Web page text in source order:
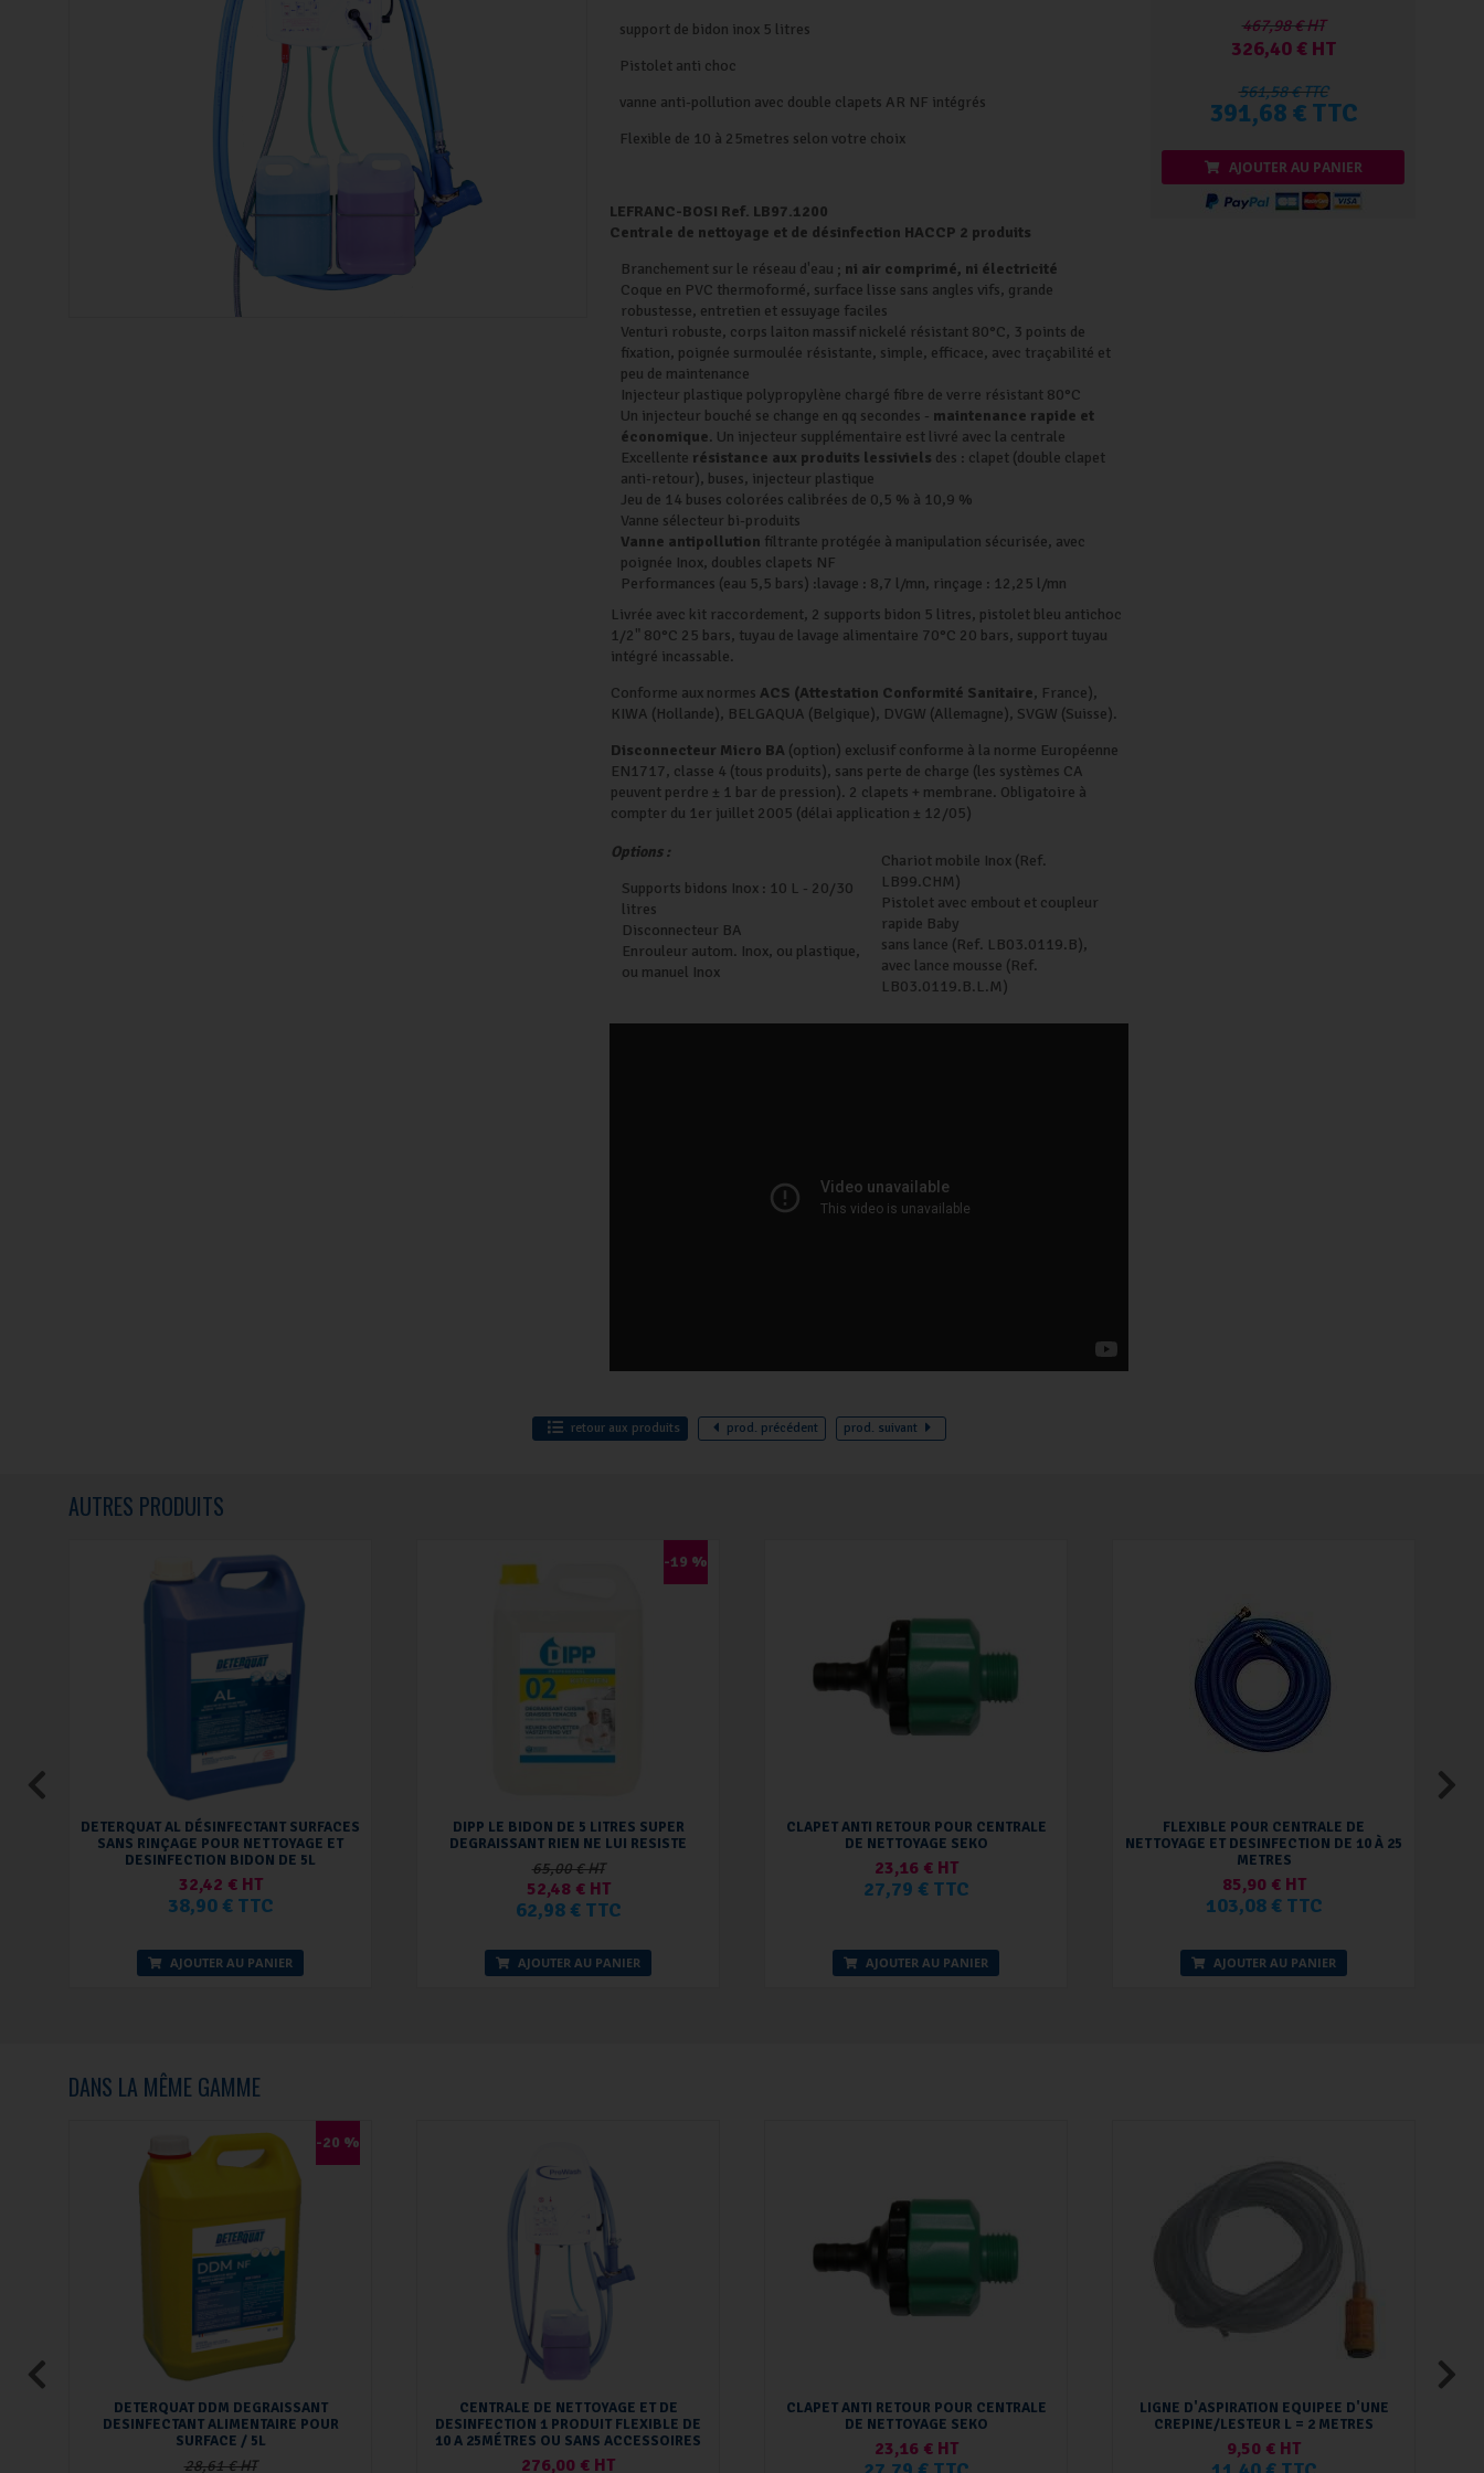
support de bidon inox 5 litres
Pistolet anti choc
vanne anti-pollution avec double clapets AR NF intégrés
Flexible de 10 à 25metres selon votre choix
LEFRANC-BOSI Ref. LB97.1200
Centrale de nettoyage et de désinfection HACCP 2 produits
Branchement sur le réseau d'eau ; ni air comprimé, ni électricité
Coque en PVC thermoformé, surface lisse sans angles vifs, grande
robustesse, entretien et essuyage faciles
Venturi robuste, corps laiton massif nickelé résistant 80°C, 3 points de
fixation, poignée surmoulée résistante, simple, efficace, avec traçabilité et
peu de maintenance
Injecteur plastique polypropylène chargé fibre de verre résistant 80°C
Un injecteur bouché se change en qq secondes - maintenance rapide et
économique. Un injecteur supplémentaire est livré avec la centrale
Excellente résistance aux produits lessiviels des : clapet (double clapet
anti-retour), buses, injecteur plastique
Jeu de 14 buses colorées calibrées de 0,5 % à 10,9 %
Vanne sélecteur bi-produits
Vanne antipollution filtrante protégée à manipulation sécurisée, avec
poignée Inox, doubles clapets NF
Performances (eau 5,5 bars) :lavage : 8,7 l/mn, rinçage : 12,25 l/mn
Livrée avec kit raccordement, 2 supports bidon 5 litres, pistolet bleu antichoc
1/2" 80°C 25 bars, tuyau de lavage alimentaire 70°C 20 bars, support tuyau
intégré incassable.
Conforme aux normes ACS (Attestation Conformité Sanitaire, France),
KIWA (Hollande), BELGAQUA (Belgique), DVGW (Allemagne), SVGW (Suisse).
Disconnecteur Micro BA (option) exclusif conforme à la norme Européenne
EN1717, classe 4 (tous produits), sans perte de charge (les systèmes CA
peuvent perdre ± 1 bar de pression). 2 clapets + membrane. Obligatoire à
compter du 1er juillet 2005 (délai application ± 12/05)
Options :
Supports bidons Inox : 10 L - 20/30
litres
Disconnecteur BA
Enrouleur autom. Inox, ou plastique,
ou manuel Inox
Chariot mobile Inox (Ref.
LB99.CHM)
Pistolet avec embout et coupleur
rapide Baby
sans lance (Ref. LB03.0119.B),
avec lance mousse (Ref.
LB03.0119.B.L.M)
467,98 € HT
326,40 € HT
561,58 € TTC
391,68 € TTC
AJOUTER AU PANIER
retour aux produits prod. précédent prod. suivant
AUTRES PRODUITS
DETERQUAT AL DÉSINFECTANT SURFACES
SANS RINÇAGE POUR NETTOYAGE ET
DESINFECTION BIDON DE 5L
32,42 € HT
38,90 € TTC
AJOUTER AU PANIER
-19 %
DIPP LE BIDON DE 5 LITRES SUPER
DEGRAISSANT RIEN NE LUI RESISTE
65,00 € HT
52,48 € HT
62,98 € TTC
AJOUTER AU PANIER
CLAPET ANTI RETOUR POUR CENTRALE
DE NETTOYAGE SEKO
23,16 € HT
27,79 € TTC
AJOUTER AU PANIER
FLEXIBLE POUR CENTRALE DE
NETTOYAGE ET DESINFECTION DE 10 À 25
METRES
85,90 € HT
103,08 € TTC
AJOUTER AU PANIER
DANS LA MÊME GAMME
-20 %
DETERQUAT DDM DEGRAISSANT
DESINFECTANT ALIMENTAIRE POUR
SURFACE / 5L
28,61 € HT
CENTRALE DE NETTOYAGE ET DE
DESINFECTION 1 PRODUIT FLEXIBLE DE
10 A 25MÉTRES OU SANS ACCESSOIRES
276,00 € HT
CLAPET ANTI RETOUR POUR CENTRALE
DE NETTOYAGE SEKO
23,16 € HT
LIGNE D'ASPIRATION EQUIPEE D'UNE
CREPINE/LESTEUR L = 2 METRES
9,50 € HT